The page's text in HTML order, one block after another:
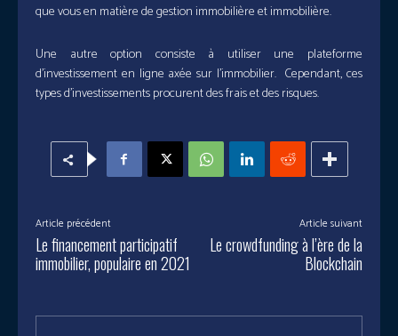
que vous en matière de gestion immobilière et immobilière.
Une autre option consiste à utiliser une plateforme
d’investissement en ligne axée sur l’immobilier. Cependant, ces
types d’investissements procurent des frais et des risques.
Article précédent
Le financement participatif
immobilier, populaire en 2021
Article suivant
Le crowdfunding à l’ère de la
Blockchain